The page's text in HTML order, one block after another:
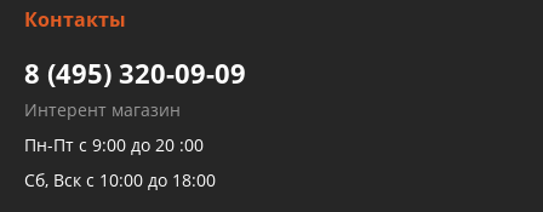
Детейлинг
высокого давления
Тормозных трубок
Рукавов гидроусилителей
Рукавов компрессоров и турбин
Трубок кондиционеров
Контакты
8 (495) 320-09-09
Интерент магазин
Пн-Пт с 9:00 до 20 :00
Сб, Вск с 10:00 до 18:00